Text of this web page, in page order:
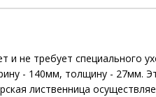
и не требует специального
- 140мм, толщину - 27мм.
лиственница